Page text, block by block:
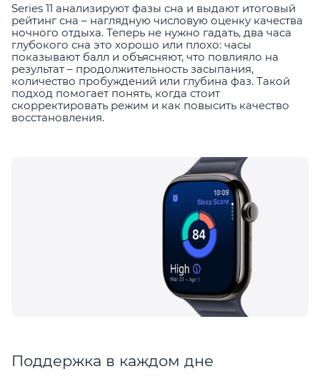
Series 11 анализируют фазы сна и выдают итоговый
рейтинг сна – наглядную числовую оценку качества
ночного отдыха. Теперь не нужно гадать, два часа
глубокого сна это хорошо или плохо: часы
показывают балл и объясняют, что повлияло на
результат – продолжительность засыпания,
количество пробуждений или глубина фаз. Такой
подход помогает понять, когда стоит
скорректировать режим и как повысить качество
восстановления.
Поддержка в каждом дне